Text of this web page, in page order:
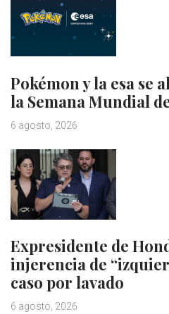
Pokémon y la esa se
la Semana Mundial
6 agosto, 2026
Expresidente de
injerencia de
caso por lavado
6 agosto, 2026